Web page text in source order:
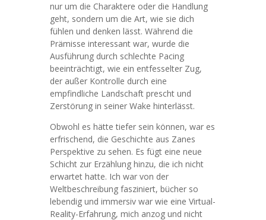
nur um die Charaktere oder die Handlung
geht, sondern um die Art, wie sie dich
fühlen und denken lässt. Während die
Prämisse interessant war, wurde die
Ausführung durch schlechte Pacing
beeinträchtigt, wie ein entfesselter Zug,
der außer Kontrolle durch eine
empfindliche Landschaft prescht und
Zerstörung in seiner Wake hinterlässt.
Obwohl es hätte tiefer sein können, war es
erfrischend, die Geschichte aus Zanes
Perspektive zu sehen. Es fügt eine neue
Schicht zur Erzählung hinzu, die ich nicht
erwartet hatte. Ich war von der
Weltbeschreibung fasziniert, bücher so
lebendig und immersiv war wie eine Virtual-
Reality-Erfahrung, mich anzog und nicht